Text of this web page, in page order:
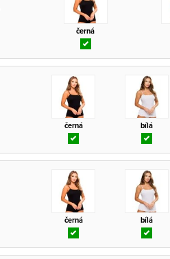
černá
černá bílá
černá bílá